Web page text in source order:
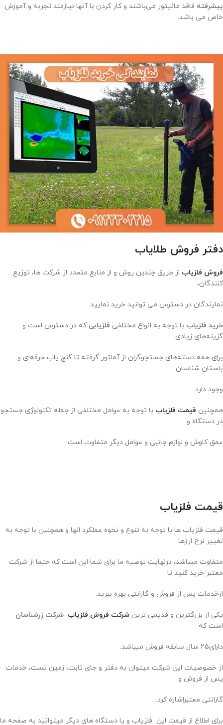
پیشرفته فاقد مانیتور می‌باشند و کار کردن با آنها نیازمند تجربه و آموزش
خاص می باشد.
دفتر فروش طلایاب
فروش فلزیاب از طریق چندین روش و از منابع متعدد از شرکت ها، توزیع
کنندگان،
نمایندگان در دسترس می توانید خرید نمایید.
خرید فلزیاب با توجه به انواع مختلفی فلزیابی که در دسترس است و
گزینه‌های زیادی
برای همه دسته‌های جستجوگران از آماتور گرفته تا گنج یاب حرفه‌ای و
باستان شناسان
وجود دارد.
همچنین قیمت فلزیاب با توجه به عوامل مختلفی از جمله تکنولوژی جستجو
در دستگاه و
عمق کاوش و لوازم جانبی و عوامل دیگر متفاوت است.
قیمت فلزیاب
قیمت فلزیاب ها با توجه به تنوع و نحوه عملکرد انها و همچنین با توجه به
تغییر نرخ ارزها
متفاوت میباشد، درنهایت توصیه ما برای شما این است که حتما از شرکت
معتبر خرید کنید تا
ازخدمات پس از فروش و گارانتی بهره ببرید.
یکی از بزرگترین و قدیمی ترین شرکت فروش فلزیاب شرکت زرشناسان
است که
دارای25 سال سابقه فروش میباشد.
از خصوصیات این شرکت میتوان به دفتر و جای ثابت، زمین تست، خدمات
پس از فروش و
گارانتی معتبراشاره کرد.
برای اطلاع از قیمت این فلزیاب و یا دستگاه های دیگر میتوانید به صفحه ما